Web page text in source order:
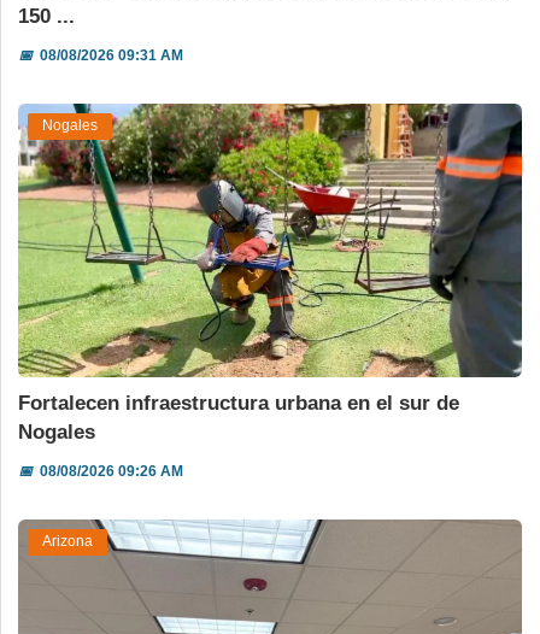
150 ...
📅08/08/2026 09:31 AM
Nogales
Fortalecen infraestructura urbana en el sur de
Nogales
📅08/08/2026 09:26 AM
Arizona